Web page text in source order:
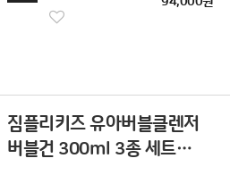
짐플리키즈 유아버블클렌저
버블건 300ml 3종 세트